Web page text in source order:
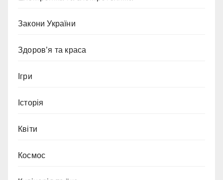
Закони України
Здоров’я та краса
Ігри
Історія
Квіти
Космос